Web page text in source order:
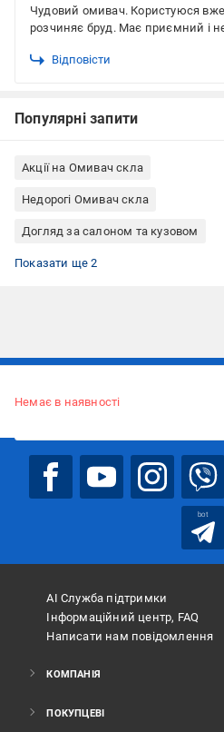
Чудовий омивач. Користуюся вже
розчиняє бруд. Має приємний і
Відповісти
Популярні запити
Акції на Омивач скла
Недорогі Омивач скла
Догляд за салоном та кузовом
Склоомивач зимовий
Омивачі скла Дорожная карта
Показати ще 2
Немає в наявності
bot
АІ Служба підтримки
Інформаційний центр, FAQ
Написати нам повідомлення
КОМПАНІЯ
ПОКУПЦЕВІ